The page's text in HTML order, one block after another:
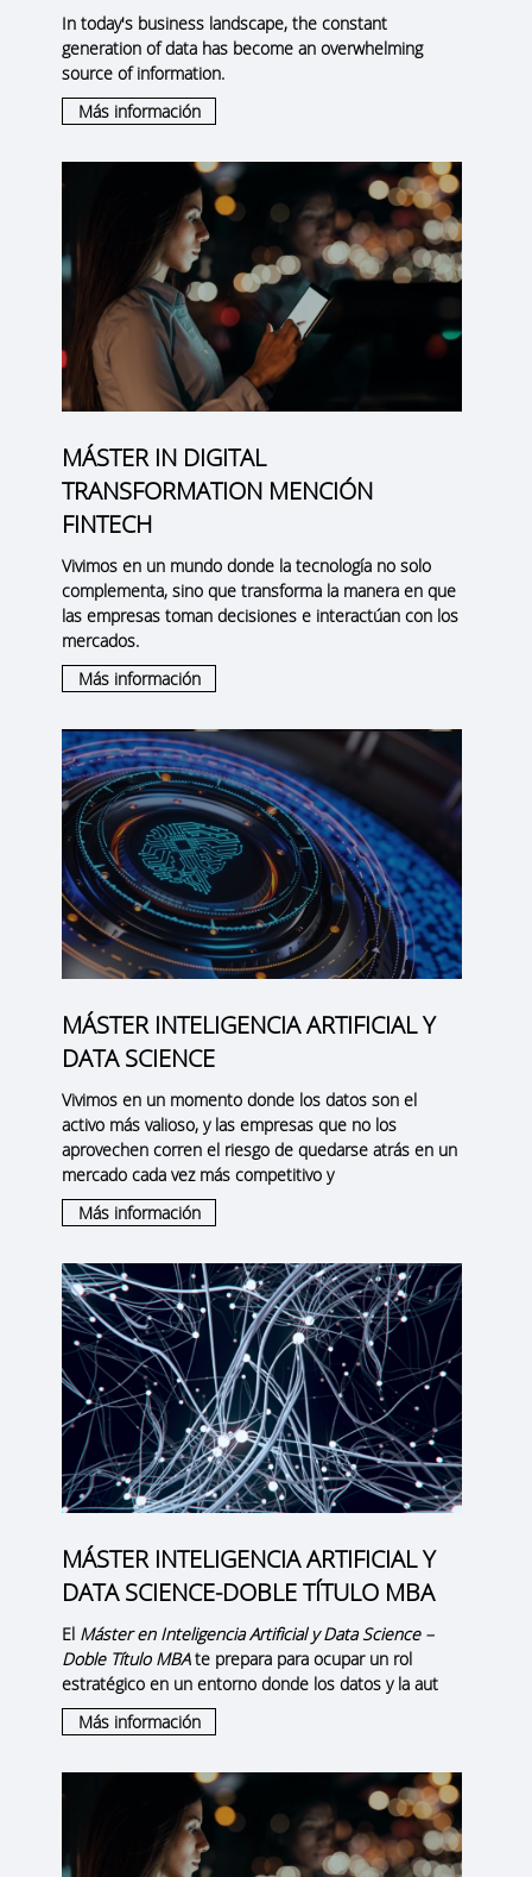
In today's business landscape, the constant
generation of data has become an overwhelming
source of information.
Más información
MÁSTER IN DIGITAL
TRANSFORMATION MENCIÓN
FINTECH
Vivimos en un mundo donde la tecnología no solo
complementa, sino que transforma la manera en que
las empresas toman decisiones e interactúan con los
mercados.
Más información
MÁSTER INTELIGENCIA ARTIFICIAL Y
DATA SCIENCE
Vivimos en un momento donde los datos son el
activo más valioso, y las empresas que no los
aprovechen corren el riesgo de quedarse atrás en un
mercado cada vez más competitivo y
Más información
MÁSTER INTELIGENCIA ARTIFICIAL Y
DATA SCIENCE-DOBLE TÍTULO MBA
El Máster en Inteligencia Artificial y Data Science –
Doble Título MBAte prepara para ocupar un rol
estratégico en un entorno donde los datos y la aut
Más información